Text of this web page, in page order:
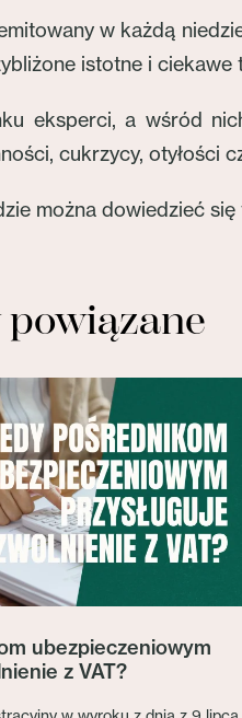
w każdą
istotne i
eksperci, a wśród
cukrzycy, otyłości
można dowiedzieć
ubezpieczeniowym
z VAT?